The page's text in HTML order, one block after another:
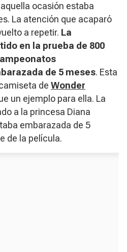
ocasión estaba
La atención que acaparó
a repetir. La
en la prueba de 800
de 5 meses. Esta
de Wonder
un ejemplo para ella. La
a la princesa Diana
embarazada de 5
de la película.